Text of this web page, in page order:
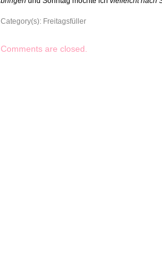
Category(s): Freitagsfüller
Comments are closed.